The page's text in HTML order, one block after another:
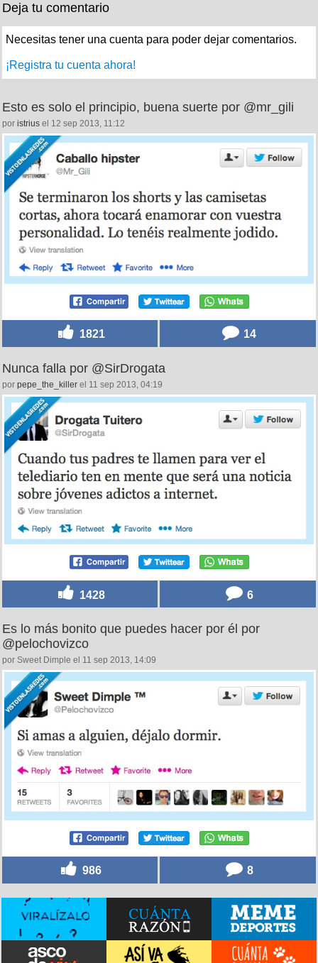
Deja tu comentario
Necesitas tener una cuenta para poder dejar comentarios.
¡Registra tu cuenta ahora!
Esto es solo el principio, buena suerte por @mr_gili
por istrius el 12 sep 2013, 11:12
1821 14
Nunca falla por @SirDrogata
por pepe_the_killer el 11 sep 2013, 04:19
1428 6
Es lo más bonito que puedes hacer por él por
@pelochovizco
por Sweet Dimple el 11 sep 2013, 14:09
986 8